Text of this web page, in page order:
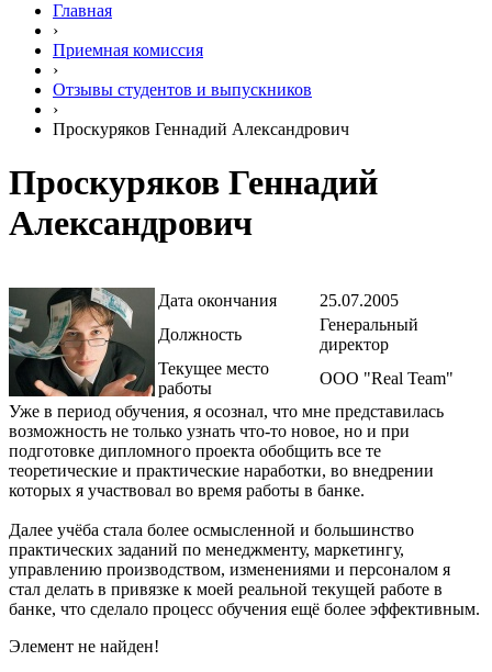
Главная
›
Приемная комиссия
›
Отзывы студентов и выпускников
›
Проскуряков Геннадий Александрович
Проскуряков Геннадий
Александрович
Дата окончания
25.07.2005
Должность
Генеральный
директор
Текущее место
работы
ООО "Real Team"
Уже в период обучения, я осознал, что мне представилась
возможность не только узнать что-то новое, но и при
подготовке дипломного проекта обобщить все те
теоретические и практические наработки, во внедрении
которых я участвовал во время работы в банке.
Далее учёба стала более осмысленной и большинство
практических заданий по менеджменту, маркетингу,
управлению производством, изменениями и персоналом я
стал делать в привязке к моей реальной текущей работе в
банке, что сделало процесс обучения ещё более эффективным.
Элемент не найден!